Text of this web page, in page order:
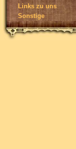
Links zu uns
Sonstige